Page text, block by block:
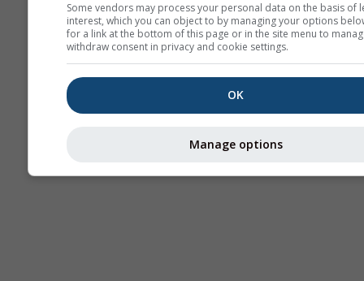
Some vendors may process your personal data on the basis of
interest, which you can object to by managing your options
for a link at the bottom of this page or in the site menu to
withdraw consent in privacy and cookie settings.
OK
Manage options